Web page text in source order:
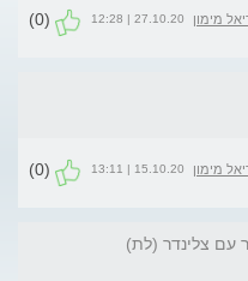
מימון 27.10.20 | 12:28
(0)
מימון 15.10.20 | 13:11
(0)
עם צלינדר (לת)